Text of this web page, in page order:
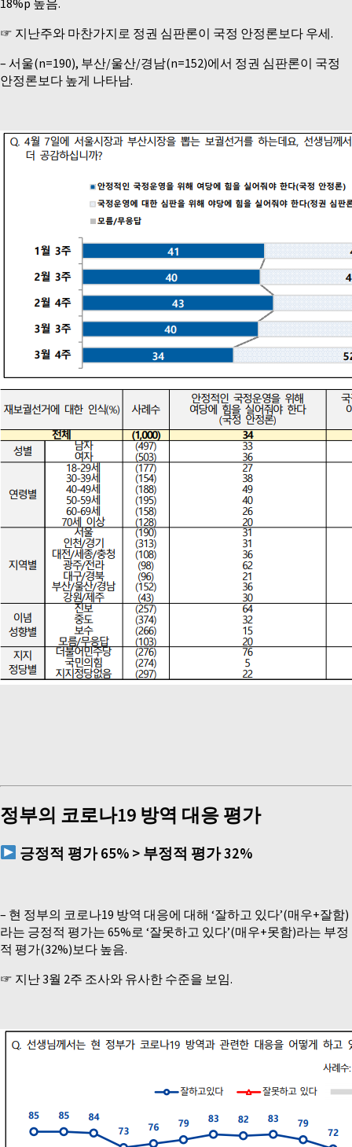
☞ 지난주와 마찬가지로 정권 심판론이 국정 안정론보다 우세.
– 서울(n=190), 부산/울산/경남(n=152)에서 정권 심판론이 국정
안정론보다 높게 나타남.
정부의 코로나19 방역 대응 평가
긍정적 평가 65% > 부정적 평가 32%
– 현 정부의 코로나19 방역 대응에 대해 ‘잘하고 있다’(매우+잘함)
라는 긍정적 평가는 65%로 ‘잘못하고 있다’(매우+못함)라는 부정
적 평가(32%)보다 높음.
☞ 지난 3월 2주 조사와 유사한 수준을 보임.